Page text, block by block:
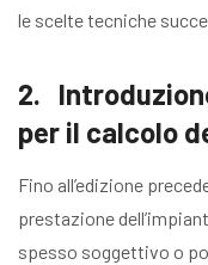
le scelte tecniche
2.
per il calcolo
Fino all’edizione
prestazione
spesso soggettivo o